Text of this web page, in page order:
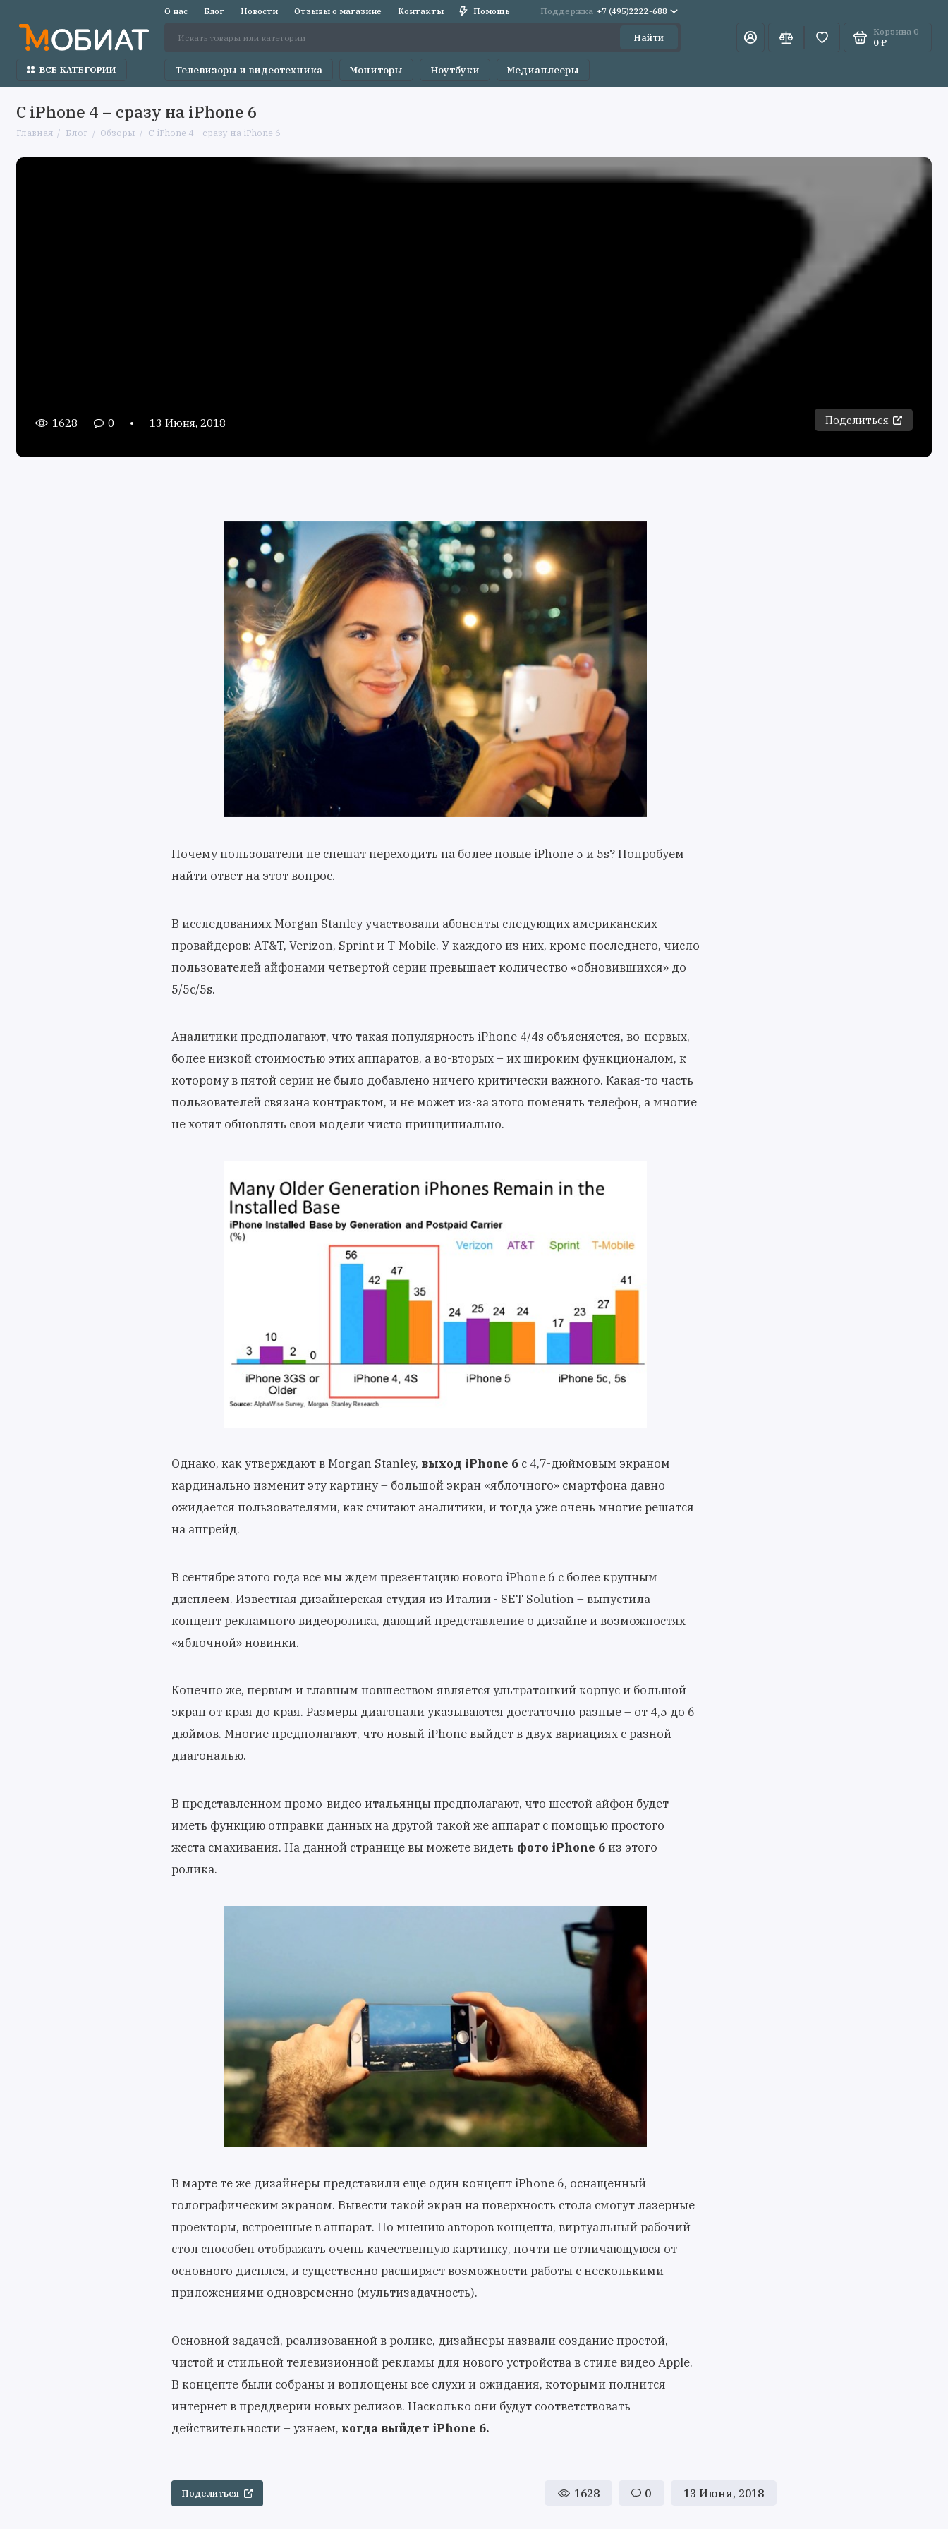
О нас Блог Новости Отзывы о магазине Контакты Помощь Поддержка +7 (495)2222-688
Найти
Корзина 0
0 ₽
ВСЕ КАТЕГОРИИ Телевизоры и видеотехника Мониторы Ноутбуки Медиаплееры
С iPhone 4 – сразу на iPhone 6
Главная Блог Обзоры С iPhone 4 – сразу на iPhone 6
1628 0 13 Июня, 2018 Поделиться
Почему пользователи не спешат переходить на более новые iPhone 5 и 5s? Попробуем
найти ответ на этот вопрос.
В исследованиях Morgan Stanley участвовали абоненты следующих американских
провайдеров: AT&T, Verizon, Sprint и T-Mobile. У каждого из них, кроме последнего, число
пользователей айфонами четвертой серии превышает количество «обновившихся» до
5/5с/5s.
Аналитики предполагают, что такая популярность iPhone 4/4s объясняется, во-первых,
более низкой стоимостью этих аппаратов, а во-вторых – их широким функционалом, к
которому в пятой серии не было добавлено ничего критически важного. Какая-то часть
пользователей связана контрактом, и не может из-за этого поменять телефон, а многие
не хотят обновлять свои модели чисто принципиально.
Однако, как утверждают в Morgan Stanley, выход iPhone 6 с 4,7-дюймовым экраном
кардинально изменит эту картину – большой экран «яблочного» смартфона давно
ожидается пользователями, как считают аналитики, и тогда уже очень многие решатся
на апгрейд.
В сентябре этого года все мы ждем презентацию нового iPhone 6 с более крупным
дисплеем. Известная дизайнерская студия из Италии - SET Solution – выпустила
концепт рекламного видеоролика, дающий представление о дизайне и возможностях
«яблочной» новинки.
Конечно же, первым и главным новшеством является ультратонкий корпус и большой
экран от края до края. Размеры диагонали указываются достаточно разные – от 4,5 до 6
дюймов. Многие предполагают, что новый iPhone выйдет в двух вариациях с разной
диагональю.
В представленном промо-видео итальянцы предполагают, что шестой айфон будет
иметь функцию отправки данных на другой такой же аппарат с помощью простого
жеста смахивания. На данной странице вы можете видеть фото iPhone 6из этого
ролика.
В марте те же дизайнеры представили еще один концепт iPhone 6, оснащенный
голографическим экраном. Вывести такой экран на поверхность стола смогут лазерные
проекторы, встроенные в аппарат. По мнению авторов концепта, виртуальный рабочий
стол способен отображать очень качественную картинку, почти не отличающуюся от
основного дисплея, и существенно расширяет возможности работы с несколькими
приложениями одновременно (мультизадачность).
Основной задачей, реализованной в ролике, дизайнеры назвали создание простой,
чистой и стильной телевизионной рекламы для нового устройства в стиле видео Apple.
В концепте были собраны и воплощены все слухи и ожидания, которыми полнится
интернет в преддверии новых релизов. Насколько они будут соответствовать
действительности – узнаем, когда выйдет iPhone 6.
Поделиться 1628 0 13 Июня, 2018